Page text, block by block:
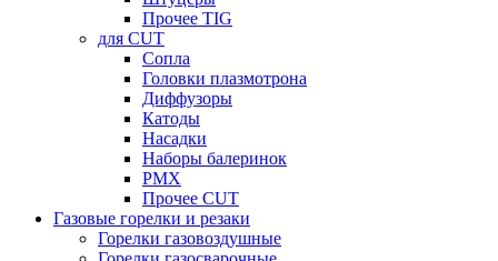
Прочее TIG
для CUT
Сопла
Головки плазмотрона
Диффузоры
Катоды
Насадки
Наборы балеринок
PMX
Прочее CUT
Газовые горелки и резаки
Горелки газовоздушные